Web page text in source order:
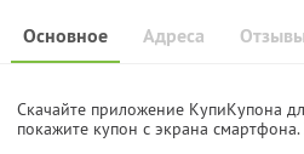
Основное Отзывы
Адреса
Скачайте приложение КупиКупона
покажите купон с экрана